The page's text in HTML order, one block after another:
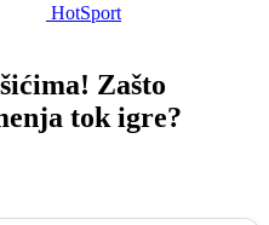
HotSport
Zašto
tok igre?